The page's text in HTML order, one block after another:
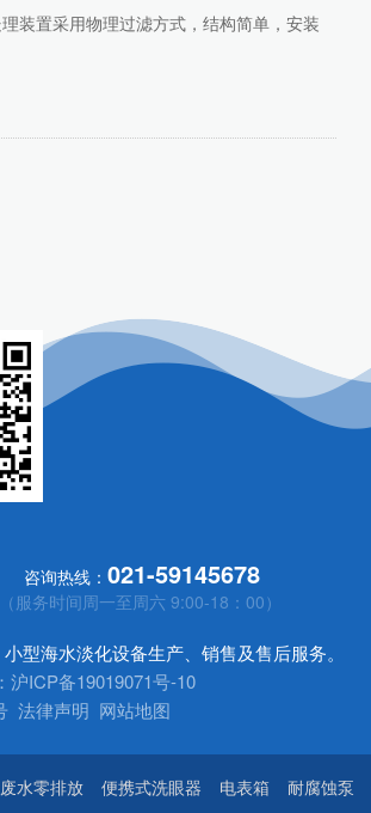
装置采用物理过滤方式，结构简单，安装
咨询热线： 021-59145678
（服务时间周一至周六 9:00-18：00）
型海水淡化设备生产、销售及售后服务。
沪ICP备19019071号-10
法律声明 网站地图
水零排放 便携式洗眼器 电表箱 耐腐蚀泵